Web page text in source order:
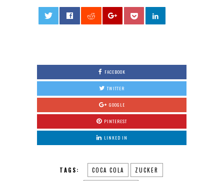
FACEBOOK
TWITTER
GOOGLE
PINTEREST
LINKED IN
TAGS: COCA COLA ZUCKER